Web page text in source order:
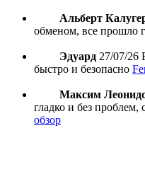
Альберт
обменом, все прошло
Эдуард 27/07/26
быстро и безопасно
Максим
гладко и без проблем,
обзор